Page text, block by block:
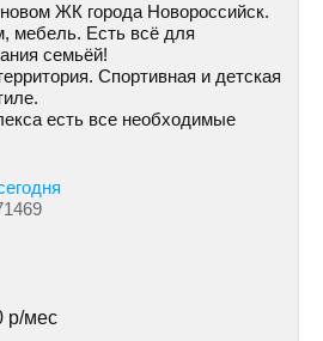
ЖК города Новороссийск.
мебель. Есть всё для
семьёй!
Спортивная и детская
есть все необходимые
р/мес